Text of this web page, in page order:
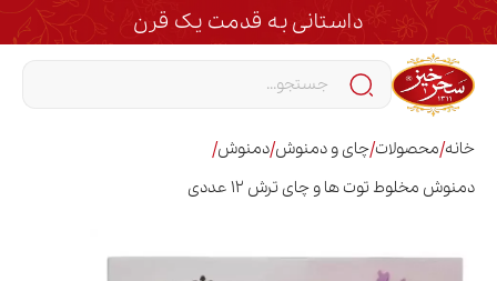
داستانی به قدمت یک قرن
خانه/محصولات/چای و دمنوش/دمنوش/
دمنوش مخلوط توت ها و چای ترش 12 عددی